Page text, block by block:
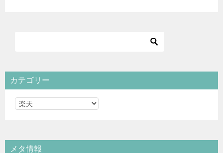
カテゴリー
カ
リ
メタ情報